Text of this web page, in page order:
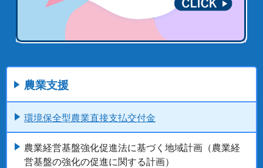
農業支援
環境保全型農業直接支払交付金
農業経営基盤強化促進法に基づく地域計画（農業経
営基盤の強化の促進に関する計画）